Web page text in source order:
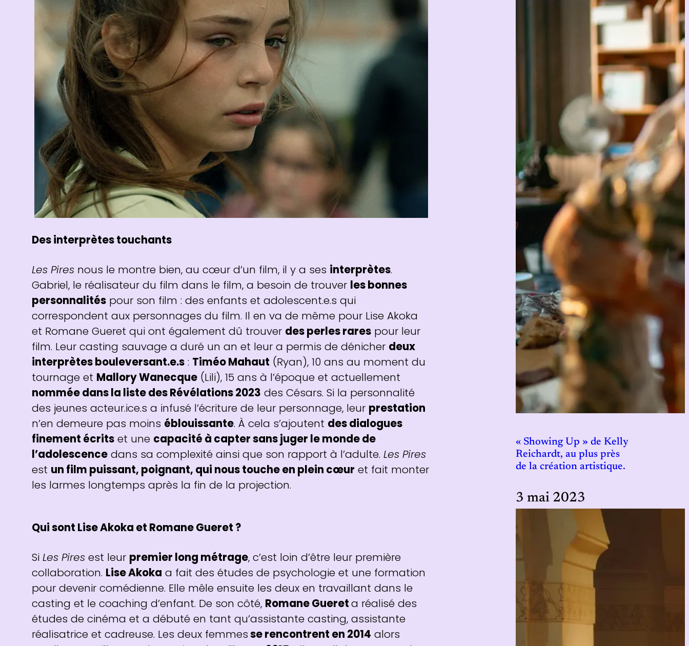
Des interprètes touchants
Les Piresnous le montre bien, au cœur d’un film, il y a ses interprètes.
Gabriel, le réalisateur du film dans le film, a besoin de trouver les bonnes
personnalitéspour son film : des enfants et adolescent.e.s qui
correspondent aux personnages du film. Il en va de même pour Lise Akoka
et Romane Gueret qui ont également dû trouver des perles rarespour leur
film. Leur casting sauvage a duré un an et leur a permis de dénicher deux
interprètes bouleversant.e.s: Timéo Mahaut (Ryan), 10 ans au moment du
tournage et Mallory Wanecque(Lili), 15 ans à l’époque et actuellement
nommée dans la liste des Révélations 2023 des Césars. Si la personnalité
des jeunes acteur.ice.s a infusé l’écriture de leur personnage, leur prestation
n’en demeure pas moins éblouissante. À cela s’ajoutent des dialogues
finement écritset une capacité à capter sans juger le monde de
l’adolescencedans sa complexité ainsi que son rapport à l’adulte. Les Pires
est un film puissant, poignant, qui nous touche en plein cœur et fait monter
les larmes longtemps après la fin de la projection.
Qui sont Lise Akoka et Romane Gueret ?
Si Les Piresest leur premier long métrage, c’est loin d’être leur première
collaboration. Lise Akoka a fait des études de psychologie et une formation
pour devenir comédienne. Elle mêle ensuite les deux en travaillant dans le
casting et le coaching d’enfant. De son côté, Romane Guereta réalisé des
études de cinéma et a débuté en tant qu’assistante casting, assistante
réalisatrice et cadreuse. Les deux femmesse rencontrent en 2014 alors
« Showing Up » de Kelly
Reichardt, au plus près
de la création artistique.
3 mai 2023